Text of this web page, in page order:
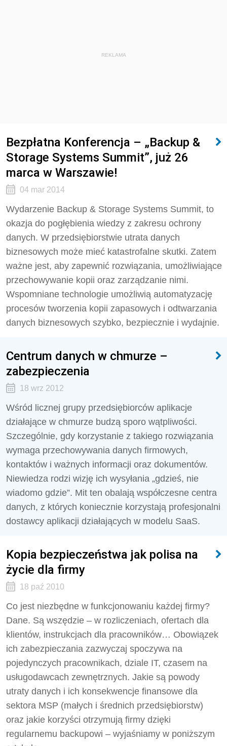
REKLAMA
Bezpłatna Konferencja – „Backup &
Storage Systems Summit”, już 26
marca w Warszawie!
04 mar 2014
Wydarzenie Backup & Storage Systems Summit, to
okazja do pogłębienia wiedzy z zakresu ochrony
danych. W przedsiębiorstwie utrata danych
biznesowych może mieć katastrofalne skutki. Zatem
ważne jest, aby zapewnić rozwiązania, umożliwiające
przechowywanie kopii oraz zarządzanie nimi.
Wspomniane technologie umożliwią automatyzację
procesów tworzenia kopii zapasowych i odtwarzania
danych biznesowych szybko, bezpiecznie i wydajnie.
Centrum danych w chmurze –
zabezpieczenia
18 wrz 2012
Wśród licznej grupy przedsiębiorców aplikacje
działające w chmurze budzą sporo wątpliwości.
Szczególnie, gdy korzystanie z takiego rozwiązania
wymaga przechowywania danych firmowych,
kontaktów i ważnych informacji oraz dokumentów.
Niewiedza rodzi wizję ich wysyłania „gdzieś, nie
wiadomo gdzie”. Mit ten obalają współczesne centra
danych, z których koniecznie korzystają profesjonalni
dostawcy aplikacji działających w modelu SaaS.
Kopia bezpieczeństwa jak polisa na
życie dla firmy
18 paź 2010
Co jest niezbędne w funkcjonowaniu każdej firmy?
Dane. Są wszędzie – w rozliczeniach, ofertach dla
klientów, instrukcjach dla pracowników… Obowiązek
ich zabezpieczania zazwyczaj spoczywa na
pojedynczych pracownikach, dziale IT, czasem na
usługodawcach zewnętrznych. Jakie są powody
utraty danych i ich konsekwencje finansowe dla
sektora MSP (małych i średnich przedsiębiorstw)
oraz jakie korzyści otrzymują firmy dzięki
regularnemu backupowi – wyjaśniamy w poniższym